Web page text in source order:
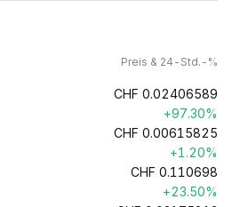
Preis & 24-Std.-%
CHF 0.02406589
+97.30%
CHF 0.00615825
+1.20%
CHF 0.110698
+23.50%